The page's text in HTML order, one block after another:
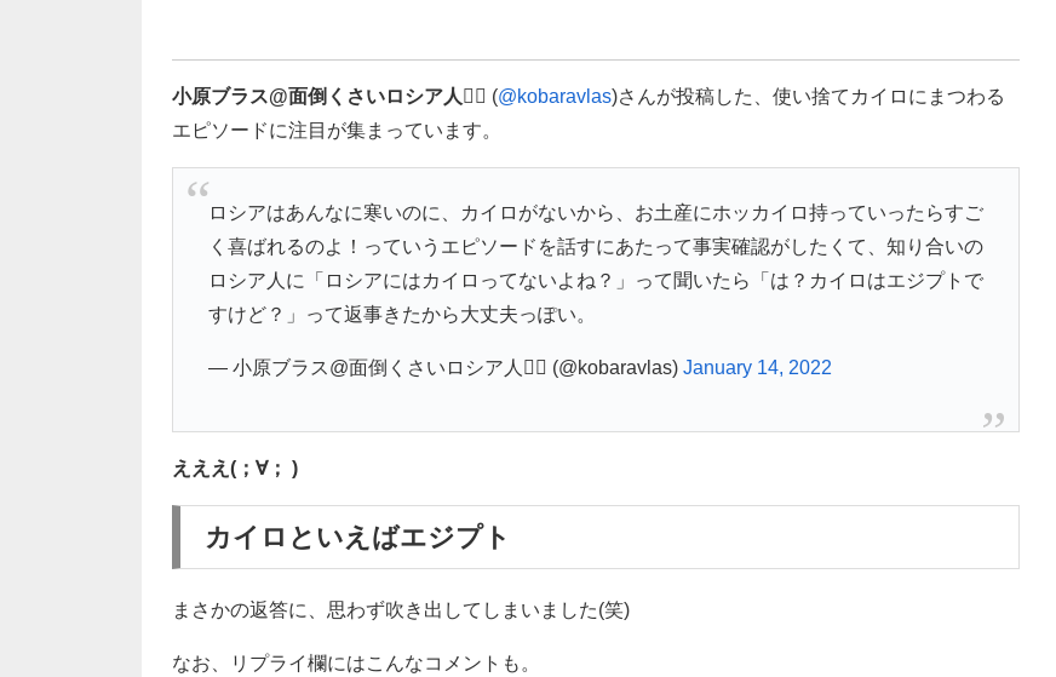
小原ブラス@面倒くさいロシア人🏳️‍🌈 (@kobaravlas)さんが投稿した、使い捨てカイロにまつわる
エピソードに注目が集まっています。
ロシアはあんなに寒いのに、カイロがないから、お土産にホッカイロ持っていったらすご
く喜ばれるのよ！っていうエピソードを話すにあたって事実確認がしたくて、知り合いの
ロシア人に「ロシアにはカイロってないよね？」って聞いたら「は？カイロはエジプトで
すけど？」って返事きたから大丈夫っぽい。
— 小原ブラス@面倒くさいロシア人🏳️‍🌈 (@kobaravlas) January 14, 2022
えええ(；∀； )
カイロといえばエジプト
まさかの返答に、思わず吹き出してしまいました(笑)
なお、リプライ欄にはこんなコメントも。